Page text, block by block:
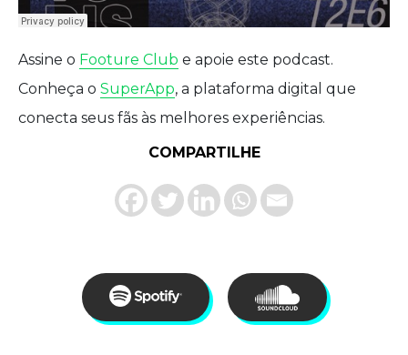
Assine o Footure Club e apoie este podcast.
Conheça o SuperApp, a plataforma digital que
conecta seus fãs às melhores experiências.
COMPARTILHE